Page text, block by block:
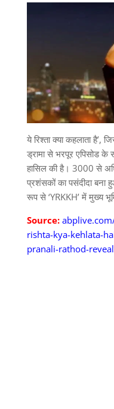
ये रिश्ता क्या कहलाता है’,
ड्रामा से भरपूर एपिसोड के
हासिल की है। 3000 से
प्रशंसकों का पसंदीदा
रूप से ‘YRKKH’ में मुख्य
Source:
rishta-kya-kehlata-
pranali-rathod-